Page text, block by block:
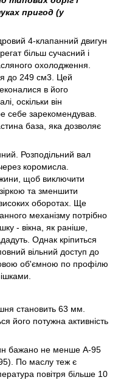
пригод (у
4-клапанний двигун
більш сучасний і
охолодження.
до 249 см3. Цей
в його
оскільки він
себе зарекомендував.
база, яка дозволяє
Розподільний вал
коромисла.
щоб виключити
та зменшити
оборотах. Ще
механізму потрібно
- вікна, як раніше,
Однак кріпиться
вільний доступ до
об'ємною по профілю
становить 63 мм.
його потужна активність
бажано не менше A-95
По маслу теж є
повітря більше 10